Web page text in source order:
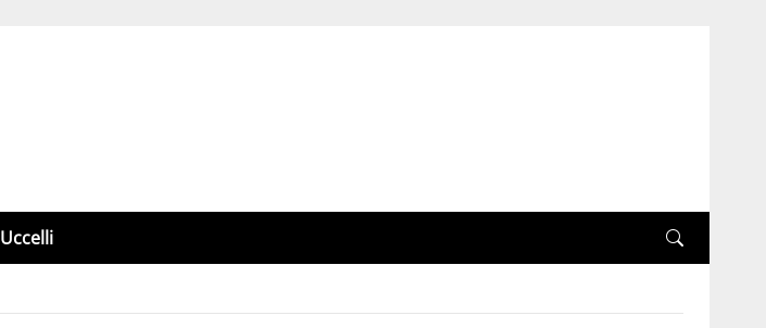
Uccelli